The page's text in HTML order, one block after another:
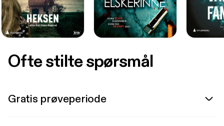
Ofte stilte spørsmål
Gratis prøveperiode